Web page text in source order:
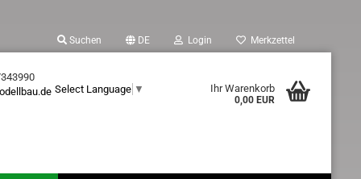
Suchen DE Login Merkzettel
Select Language ▼ Ihr Warenkorb
0,00 EUR